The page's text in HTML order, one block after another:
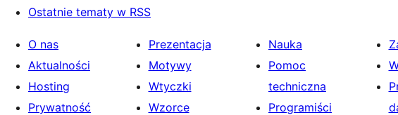
Ostatnie tematy w RSS
O nas
Aktualności
Hosting
Prywatność
Prezentacja
Motywy
Wtyczki
Wzorce
Nauka
Pomoc
techniczna
Programiści